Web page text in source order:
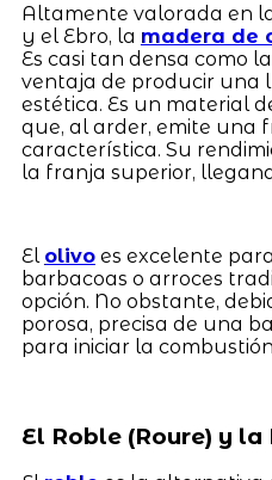
Altamente valorada en
y el Ebro, la madera de
Es casi tan densa como
ventaja de producir una
estética. Es un material
que, al arder, emite una
característica. Su
la franja superior,
El olivoes excelente
barbacoas o arroces
opción. No obstante,
porosa, precisa de una
para iniciar la
El Roble (Roure) y la